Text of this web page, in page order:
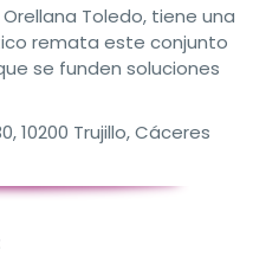
Toledo, tiene una
remata este conjunto
se funden soluciones
10200 Trujillo, Cáceres